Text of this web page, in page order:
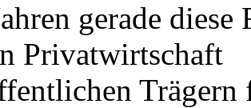
gerade
Privatwirtschaft